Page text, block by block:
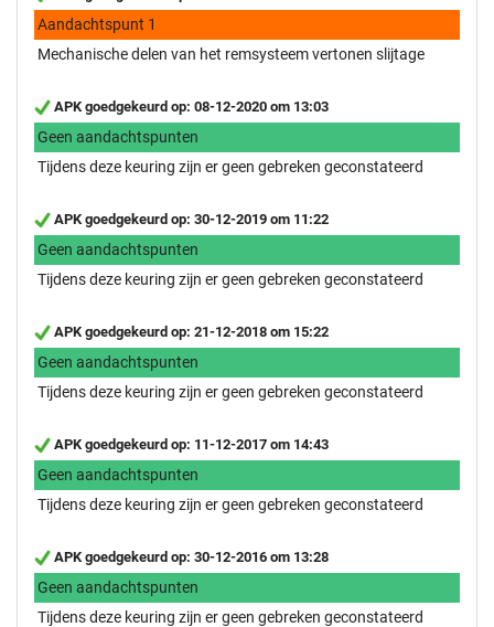
Aandachtspunt 1
Mechanische delen van het remsysteem vertonen slijtage
APK goedgekeurd op: 08-12-2020 om 13:03
Geen aandachtspunten
Tijdens deze keuring zijn er geen gebreken geconstateerd
APK goedgekeurd op: 30-12-2019 om 11:22
Geen aandachtspunten
Tijdens deze keuring zijn er geen gebreken geconstateerd
APK goedgekeurd op: 21-12-2018 om 15:22
Geen aandachtspunten
Tijdens deze keuring zijn er geen gebreken geconstateerd
APK goedgekeurd op: 11-12-2017 om 14:43
Geen aandachtspunten
Tijdens deze keuring zijn er geen gebreken geconstateerd
APK goedgekeurd op: 30-12-2016 om 13:28
Geen aandachtspunten
Tijdens deze keuring zijn er geen gebreken geconstateerd